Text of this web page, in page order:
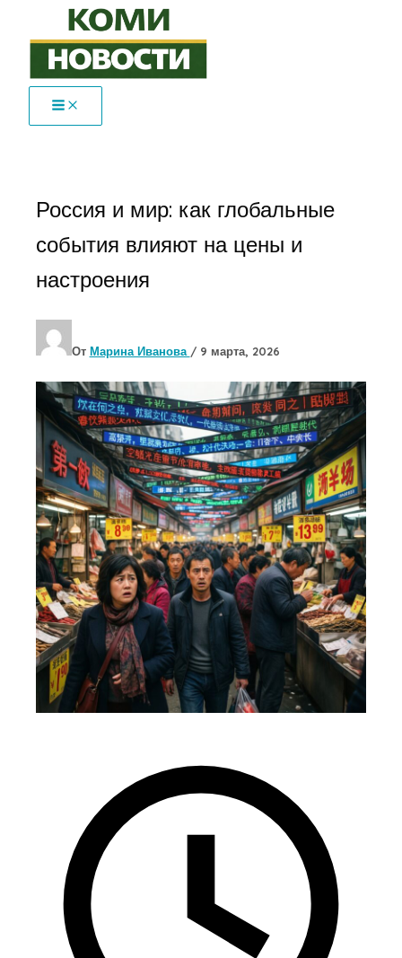
содержимому
Россия и мир: как глобальные
события влияют на цены и
настроения
От Марина Иванова / 9 марта, 2026